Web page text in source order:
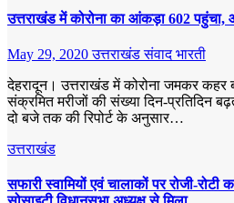
उत्तराखंड में कोरोना का आंकड़ा 602 पहुंचा,
May 29, 2020उत्तराखंड संवाद भारती
देहरादून। उत्तराखंड में कोरोना जमकर कहर
संक्रमित मरीजों की संख्या दिन-प्रतिदिन
दो बजे तक की रिपोर्ट के अनुसार…
उत्तराखंड
सफारी स्वामियों एवं चालाकों पर रोजी-